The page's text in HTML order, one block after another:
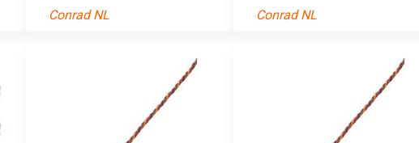
Conrad NL
Conrad NL